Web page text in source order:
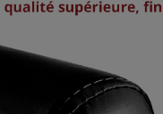
pour recevoir des amis.
sont en bois massif, ils
antidérapantes aux
le sol.